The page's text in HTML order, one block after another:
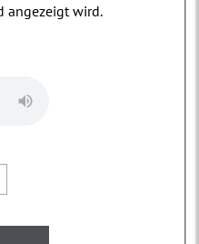
angezeigt wird.